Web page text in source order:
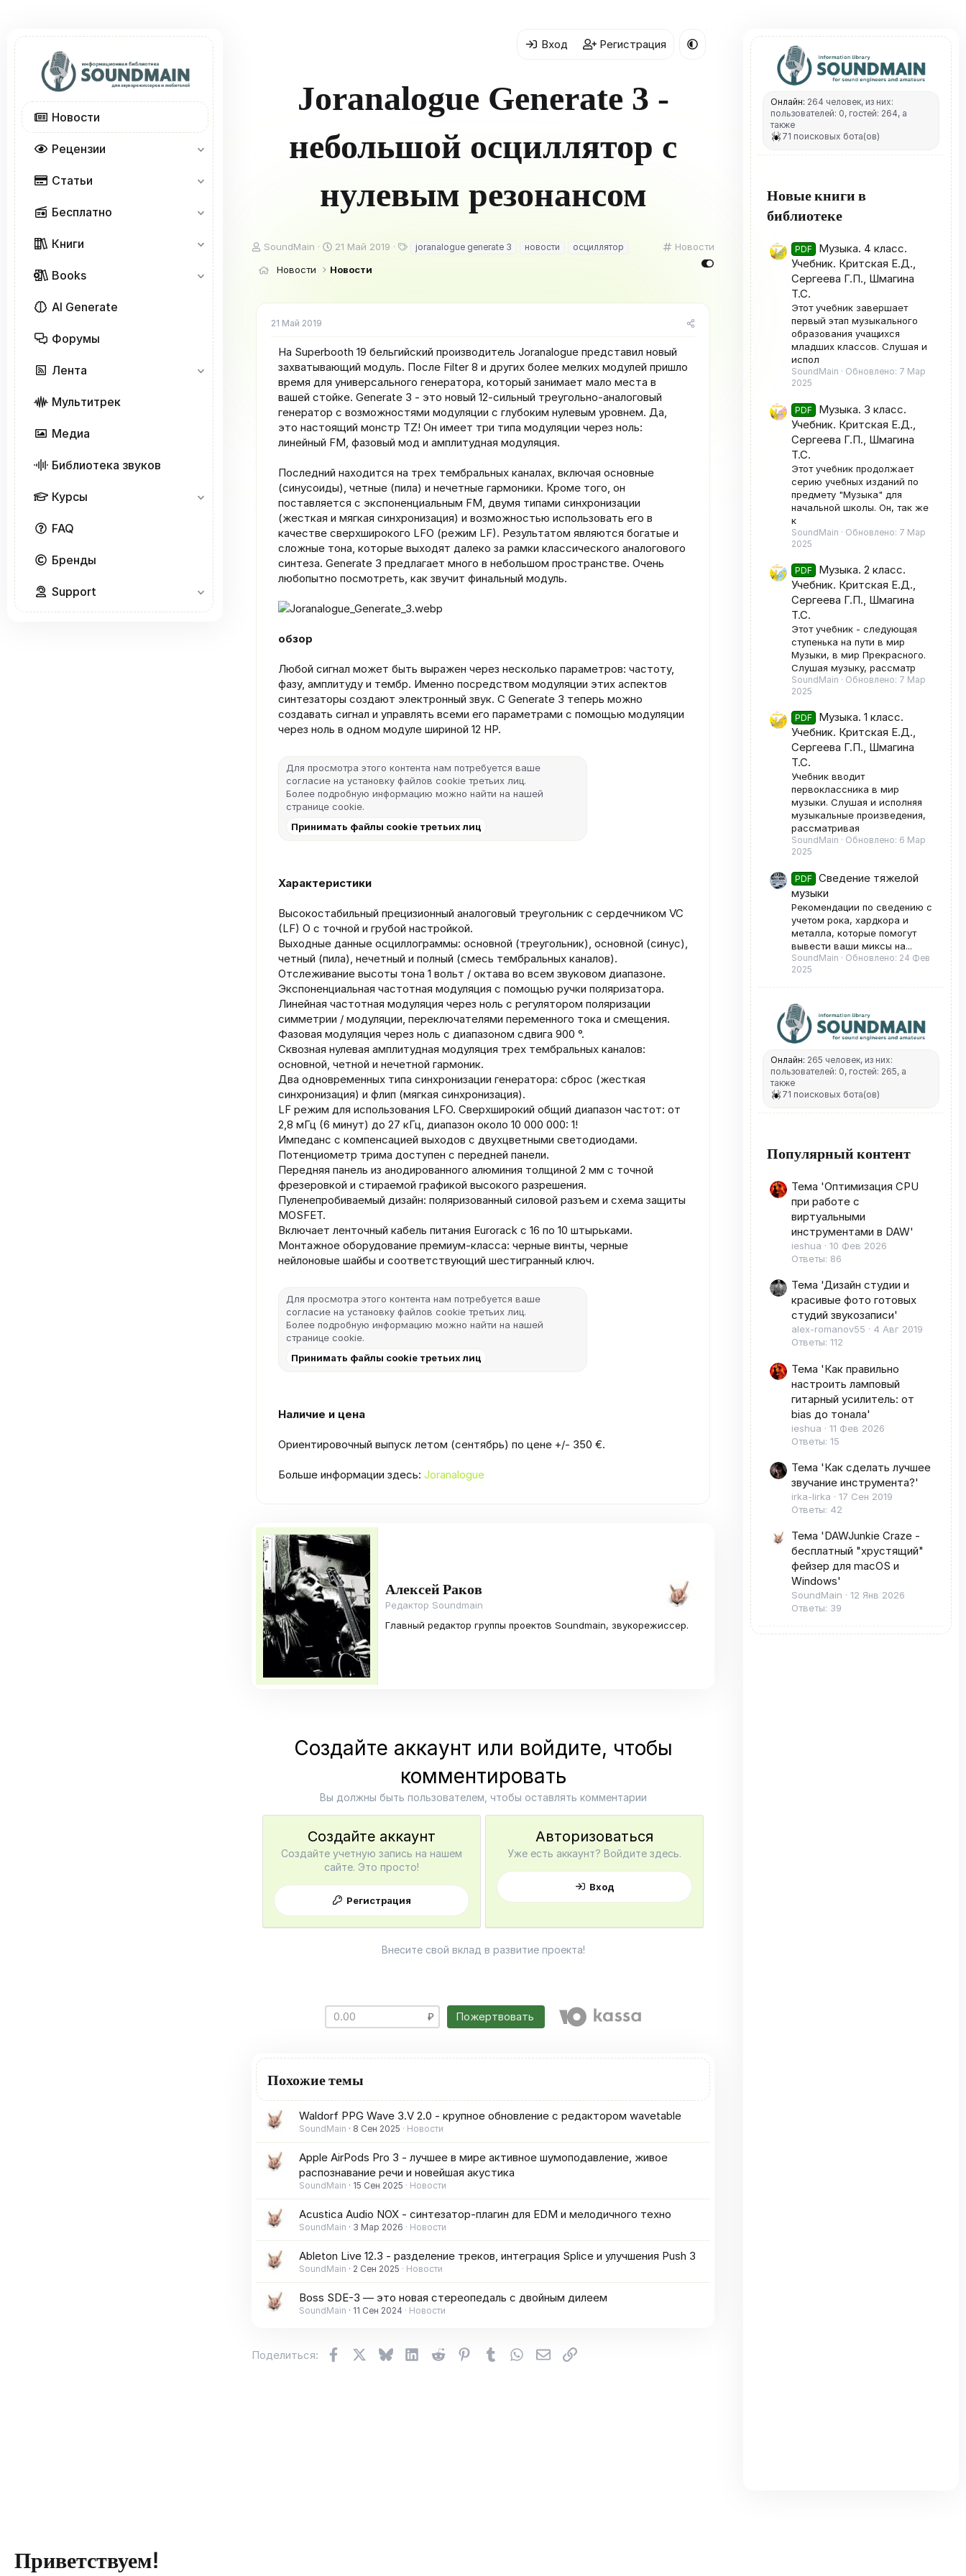
Новости
Рецензии
Статьи
Бесплатно
Книги
Books
AI Generate
Форумы
Лента
Мультитрек
Медиа
Библиотека звуков
Курсы
FAQ
Бренды
Support
Вход Регистрация
Joranalogue Generate 3 -
небольшой осциллятор с
нулевым резонансом
К
я
Новости
А
т
SoundMain
Д
т
л
21 Май 2019 joranalogue generate 3 новости осциллятор
Новости Новости
21 Май 2019
На Superbooth 19 бельгийский производитель Joranalogue представил новый
захватывающий модуль. После Filter 8 и других более мелких модулей пришло
время для универсального генератора, который занимает мало места в
вашей стойке. Generate 3 - это новый 12-сильный треугольно-аналоговый
генератор с возможностями модуляции с глубоким нулевым уровнем. Да,
это настоящий монстр TZ! Он имеет три типа модуляции через ноль:
линейный FM, фазовый мод и амплитудная модуляция.
Последний находится на трех тембральных каналах, включая основные
(синусоиды), четные (пила) и нечетные гармоники. Кроме того, он
поставляется с экспоненциальным FM, двумя типами синхронизации
(жесткая и мягкая синхронизация) и возможностью использовать его в
качестве сверхширокого LFO (режим LF). Результатом являются богатые и
сложные тона, которые выходят далеко за рамки классического аналогового
синтеза. Generate 3 предлагает много в небольшом пространстве. Очень
любопытно посмотреть, как звучит финальный модуль.
обзор
Любой сигнал может быть выражен через несколько параметров: частоту,
фазу, амплитуду и тембр. Именно посредством модуляции этих аспектов
синтезаторы создают электронный звук. С Generate 3 теперь можно
создавать сигнал и управлять всеми его параметрами с помощью модуляции
через ноль в одном модуле шириной 12 HP.
Для просмотра этого контента нам потребуется ваше
согласие на установку файлов cookie третьих лиц.
Более подробную информацию можно найти на нашей
странице cookie.
Принимать файлы cookie третьих лиц
Характеристики
Высокостабильный прецизионный аналоговый треугольник с сердечником VC
(LF) O с точной и грубой настройкой.
Выходные данные осциллограммы: основной (треугольник), основной (синус),
четный (пила), нечетный и полный (смесь тембральных каналов).
Отслеживание высоты тона 1 вольт / октава во всем звуковом диапазоне.
Экспоненциальная частотная модуляция с помощью ручки поляризатора.
Линейная частотная модуляция через ноль с регулятором поляризации
симметрии / модуляции, переключателями переменного тока и смещения.
Фазовая модуляция через ноль с диапазоном сдвига 900 °.
Сквозная нулевая амплитудная модуляция трех тембральных каналов:
основной, четной и нечетной гармоник.
Два одновременных типа синхронизации генератора: сброс (жесткая
синхронизация) и флип (мягкая синхронизация).
LF режим для использования LFO. Сверхширокий общий диапазон частот: от
2,8 мГц (6 минут) до 27 кГц, диапазон около 10 000 000: 1!
Импеданс с компенсацией выходов с двухцветными светодиодами.
Потенциометр трима доступен с передней панели.
Передняя панель из анодированного алюминия толщиной 2 мм с точной
фрезеровкой и стираемой графикой высокого разрешения.
Пуленепробиваемый дизайн: поляризованный силовой разъем и схема защиты
MOSFET.
Включает ленточный кабель питания Eurorack с 16 по 10 штырьками.
Монтажное оборудование премиум-класса: черные винты, черные
нейлоновые шайбы и соответствующий шестигранный ключ.
Для просмотра этого контента нам потребуется ваше
согласие на установку файлов cookie третьих лиц.
Более подробную информацию можно найти на нашей
странице cookie.
Принимать файлы cookie третьих лиц
Наличие и цена
Ориентировочный выпуск летом (сентябрь) по цене +/- 350 €.
Больше информации здесь: Joranalogue
Алексей Раков
Редактор Soundmain
Главный редактор группы проектов Soundmain, звукорежиссер.
Создайте аккаунт или войдите, чтобы
комментировать
Вы должны быть пользователем, чтобы оставлять комментарии
Создайте аккаунт
Создайте учетную запись на нашем
сайте. Это просто!
Регистрация
Авторизоваться
Уже есть аккаунт? Войдите здесь.
Вход
Внесите свой вклад в развитие проекта!
Пожертвовать
Похожие темы
Waldorf PPG Wave 3.V 2.0 - крупное обновление с редактором wavetable
SoundMain 8 Сен 2025 Новости
Apple AirPods Pro 3 - лучшее в мире активное шумоподавление, живое
распознавание речи и новейшая акустика
SoundMain 15 Сен 2025 Новости
Acustica Audio NOX - синтезатор-плагин для EDM и мелодичного техно
SoundMain 3 Мар 2026 Новости
Ableton Live 12.3 - разделение треков, интеграция Splice и улучшения Push 3
SoundMain 2 Сен 2025 Новости
Boss SDE-3 — это новая стереопедаль с двойным дилеем
SoundMain 11 Сен 2024 Новости
Поделиться: FacebookX (Twitter)
BlueskyLinkedIn
Reddit Pinterest
Tumblr WhatsApp
Электронная почта
Ссылка
Онлайн: 264 человек, из них:
пользователей: 0, гостей: 264, а
также
71 поисковых бота(ов)
Новые книги в
библиотеке
PDF
Музыка. 4 класс.
Учебник. Критская Е.Д.,
Сергеева Г.П., Шмагина
Т.С.
Этот учебник завершает
первый этап музыкального
образования учащихся
младших классов. Слушая и
испол
SoundMain Обновлено: 7 Мар
2025
PDF
Музыка. 3 класс.
Учебник. Критская Е.Д.,
Сергеева Г.П., Шмагина
Т.С.
Этот учебник продолжает
серию учебных изданий по
предмету "Музыка" для
начальной школы. Он, так же
к
SoundMain Обновлено: 7 Мар
2025
PDF
Музыка. 2 класс.
Учебник. Критская Е.Д.,
Сергеева Г.П., Шмагина
Т.С.
Этот учебник - следующая
ступенька на пути в мир
Музыки, в мир Прекрасного.
Слушая музыку, рассматр
SoundMain Обновлено: 7 Мар
2025
PDF
Музыка. 1 класс.
Учебник. Критская Е.Д.,
Сергеева Г.П., Шмагина
Т.С.
Учебник вводит
первоклассника в мир
музыки. Слушая и исполняя
музыкальные произведения,
рассматривая
SoundMain Обновлено: 6 Мар
2025
PDF
Сведение тяжелой
музыки
Рекомендации по сведению с
учетом рока, хардкора и
металла, которые помогут
вывести ваши миксы на...
SoundMain Обновлено: 24 Фев
2025
Онлайн: 265 человек, из них:
пользователей: 0, гостей: 265, а
также
71 поисковых бота(ов)
Популярный контент
Тема 'Оптимизация CPU
при работе с
виртуальными
инструментами в DAW'
ieshua
10 Фев 2026
Ответы: 86
Тема 'Дизайн студии и
красивые фото готовых
студий звукозаписи'
alex-romanov55
4 Авг 2019
Ответы: 112
Тема 'Как правильно
настроить ламповый
гитарный усилитель: от
bias до тонала'
ieshua
11 Фев 2026
Ответы: 15
Тема 'Как сделать лучшее
звучание инструмента?'
irka-lirka
17 Сен 2019
Ответы: 42
Тема 'DAWJunkie Craze -
бесплатный "хрустящий"
фейзер для macOS и
Windows'
SoundMain
12 Янв 2026
Ответы: 39
Приветствуем!